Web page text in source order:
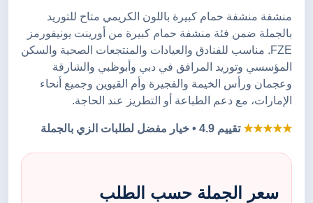
منشفة منشفة حمام كبيرة باللون الكريمي متاح للتوريد
بالجملة ضمن فئة منشفة حمام كبيرة من أورينت يونيفورمز
FZE. مناسب للفنادق والعيادات والمنتجعات الصحية والسكن
المؤسسي وتوريد المرافق في دبي وأبوظبي والشارقة
وعجمان ورأس الخيمة والفجيرة وأم القيوين وجميع أنحاء
الإمارات، مع دعم الطباعة أو التطريز عند الحاجة.
★★★★★تقييم 4.9 • خيار مفضل لطلبات الزي بالجملة
سعر الجملة حسب الطلب